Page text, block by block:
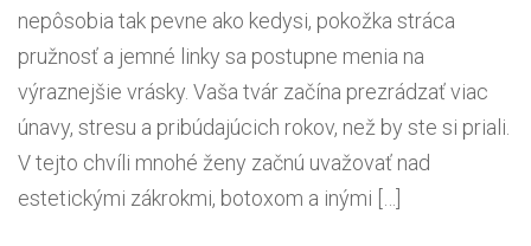
nepôsobia tak pevne ako kedysi, pokožka stráca
pružnosť a jemné linky sa postupne menia na
výraznejšie vrásky. Vaša tvár začína prezrádzať viac
únavy, stresu a pribúdajúcich rokov, než by ste si priali.
V tejto chvíli mnohé ženy začnú uvažovať nad
estetickými zákrokmi, botoxom a inými […]